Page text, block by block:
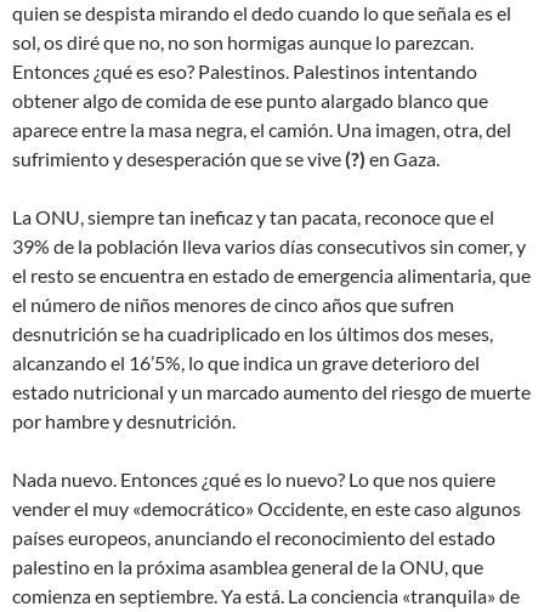
quien se despista mirando el dedo cuando lo que señala es el
sol, os diré que no, no son hormigas aunque lo parezcan.
Entonces ¿qué es eso? Palestinos. Palestinos intentando
obtener algo de comida de ese punto alargado blanco que
aparece entre la masa negra, el camión. Una imagen, otra, del
sufrimiento y desesperación que se vive(?) en Gaza.
La ONU, siempre tan ineficaz y tan pacata, reconoce que el
39% de la población lleva varios días consecutivos sin comer, y
el resto se encuentra en estado de emergencia alimentaria, que
el número de niños menores de cinco años que sufren
desnutrición se ha cuadriplicado en los últimos dos meses,
alcanzando el 16’5%, lo que indica un grave deterioro del
estado nutricional y un marcado aumento del riesgo de muerte
por hambre y desnutrición.
Nada nuevo. Entonces ¿qué es lo nuevo? Lo que nos quiere
vender el muy «democrático» Occidente, en este caso algunos
países europeos, anunciando el reconocimiento del estado
palestino en la próxima asamblea general de la ONU, que
comienza en septiembre. Ya está. La conciencia «tranquila» de